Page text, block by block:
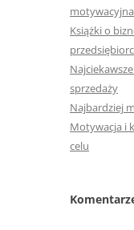
motywacyjna
Książki o
sprzedaży
Najbardziej
Motywacja i
celu